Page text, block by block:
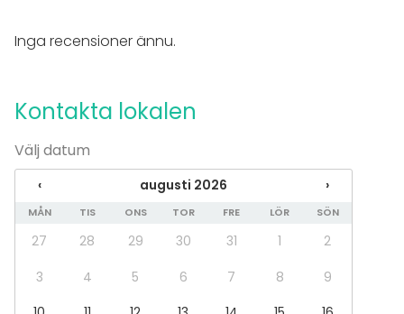
Servis
Evenemang
Fest
Spa / relax / bastu
Middag / Lunch
Konferens
Inga recensioner ännu.
Kontakta lokalen
Välj datum
‹ augusti 2026 ›
MÅN TIS ONS TOR FRE LÖR SÖN
27 28 29 30 31 1
2
3
4 5 6 7 8
9